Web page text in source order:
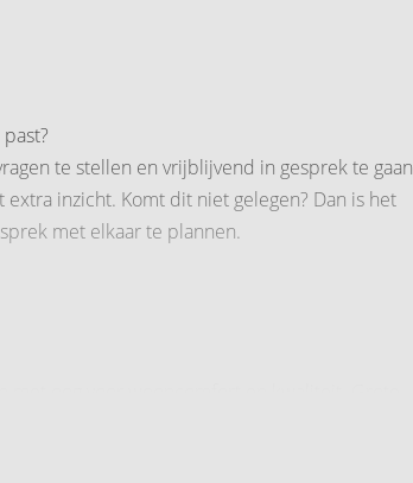
te stellen en vrijblijvend in gesprek te gaan
inzicht. Komt dit niet gelegen? Dan is het
met elkaar te plannen.
over een buitenruimte in de vorm van